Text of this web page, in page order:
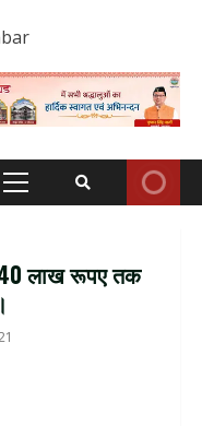
Primary
40 लाख रूपए तक